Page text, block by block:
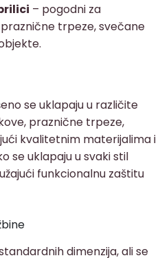
– pogodni za
trpeze, svečane
se uklapaju u različite
praznične trpeze,
kvalitetnim materijalima i
se uklapaju u svaki stil
funkcionalnu zaštitu
dimenzija, ali se